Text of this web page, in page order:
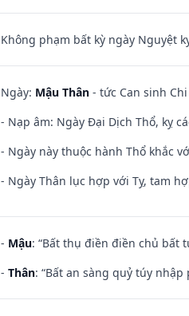
Không phạm bất kỳ ngày Nguyệt
Ngày: Mậu Thân - tức Can sinh
- Nạp âm: Ngày Đại Dịch Thổ, kỵ
- Ngày này thuộc hành Thổ khắc
- Ngày Thân lục hợp với Tỵ, tam
- Mậu: “Bất thụ điền điền chủ bất
- Thân: “Bất an sàng quỷ túy